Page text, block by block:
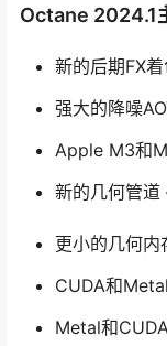
Octane 2024.1
新的后期FX
强大的降噪
Apple M3和
新的几何管道
更小的几何内
CUDA和
Metal和